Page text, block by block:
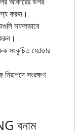
করুন।
সফলভাবে
সংকুচিত ফোল্ডার
সংরক্ষণ
বনাম